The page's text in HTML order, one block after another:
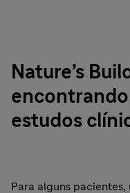
Nature’s
encontrando
estudos
Para alguns